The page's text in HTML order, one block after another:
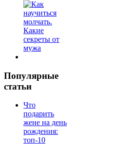
Популярные
статьи
Что
подарить
жене на день
рождения:
топ-10